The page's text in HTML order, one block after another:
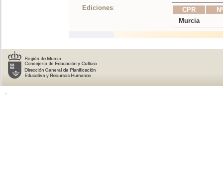
Ediciones: CPR
Murcia
o